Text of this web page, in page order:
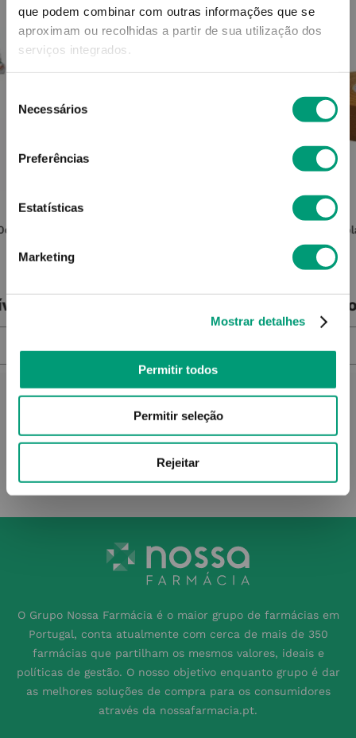
que podem combinar com outras informações que se
aproximam ou recolhidas a partir de sua utilização dos
serviços integrados.
Necessários
Preferências
Estatísticas
Marketing
Mostrar detalhes
Permitir todos
Permitir seleção
Rejeitar
O Grupo Nossa Farmácia é o maior grupo de farmácias em
Portugal, conta atualmente com cerca de mais de 350
farmácias que partilham os mesmos valores, ideais e
políticas de gestão. O nosso objetivo enquanto grupo é dar
as melhores soluções de compra para os consumidores
através da nossafarmacia.pt.